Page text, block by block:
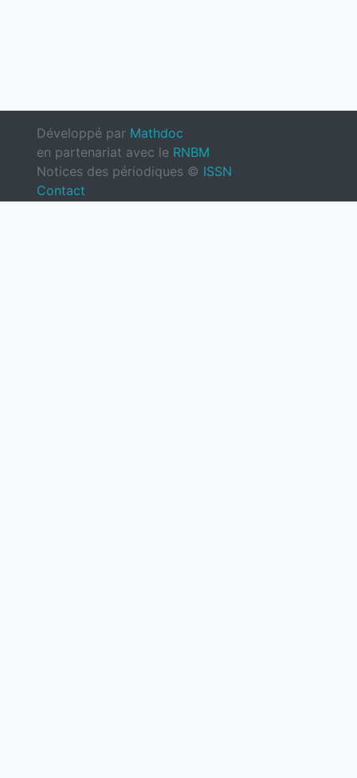
Développé par Mathdoc
en partenariat avec le RNBM
Notices des périodiques © ISSN
Contact